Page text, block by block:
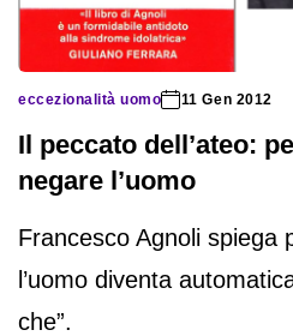
eccezionalità uomo 11 Gen 2012
Il peccato dell’ateo:
negare l’uomo
Francesco Agnoli spiega
l’uomo diventa
che”.